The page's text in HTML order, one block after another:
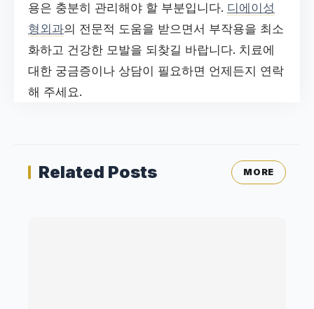
용은 충분히 관리해야 할 부분입니다. 디에이성
형외과의 전문적 도움을 받으면서 부작용을 최소
화하고 건강한 모발을 되찾길 바랍니다. 치료에
대한 궁금증이나 상담이 필요하면 언제든지 연락
해 주세요.
Related Posts MORE